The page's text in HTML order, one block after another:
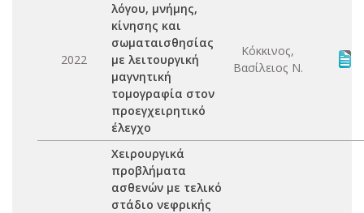
2022
λόγου, μνήμης,
κίνησης και
σωματαισθησίας
με λειτουργική
μαγνητική
τομογραφία στον
προεγχειρητικό
έλεγχο
Κόκκινος,
Βασίλειος Ν.
Χειρουργικά
προβλήματα
ασθενών με τελικό
στάδιο νεφρικής